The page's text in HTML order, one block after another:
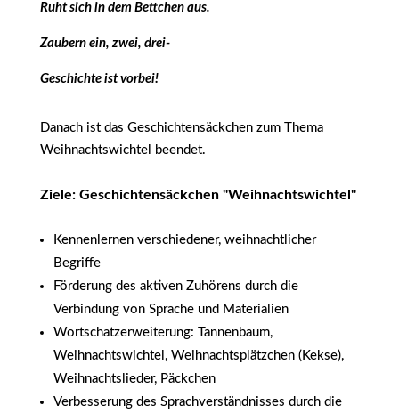
Ruht sich in dem Bettchen aus.
Zaubern ein, zwei, drei-
Geschichte ist vorbei!
Danach ist das Geschichtensäckchen zum Thema
Weihnachtswichtel beendet.
Ziele: Geschichtensäckchen "Weihnachtswichtel"
Kennenlernen verschiedener, weihnachtlicher
Begriffe
Förderung des aktiven Zuhörens durch die
Verbindung von Sprache und Materialien
Wortschatzerweiterung: Tannenbaum,
Weihnachtswichtel, Weihnachtsplätzchen (Kekse),
Weihnachtslieder, Päckchen
Verbesserung des Sprachverständnisses durch die